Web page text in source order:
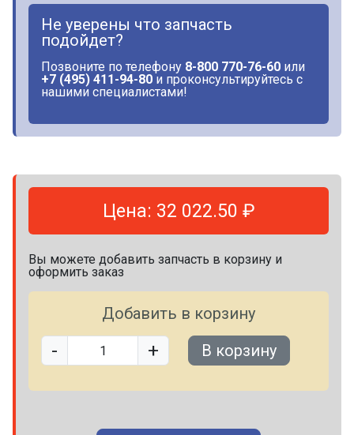
Не уверены что запчасть
подойдет?
Позвоните по телефону 8-800 770-76-60 или
+7 (495) 411-94-80 и проконсультируйтесь с
нашими специалистами!
Цена: 32 022.50 ₽
Вы можете добавить запчасть в корзину и
оформить заказ
Добавить в корзину
- + В корзину